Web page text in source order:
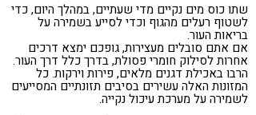
שתו כוס מים נקיים מדי שעתיים, במהלך היום, כדי
לשטוף רעלים מהגוף וכדי לסייע בשמירה על
בריאות העור.
אם אתם סובלים מעצירות, גופכם ימצא דרכים
אחרות לסילוק חומרי פסולת, בדרך כלל דרך העור.
הרבו באכילת דגנים מלאים, פירות וירקות. כל
המזונות האלה עשירים בסיבים תזונתיים המסייעים
לשמירה על מערכת עיכול נקייה.